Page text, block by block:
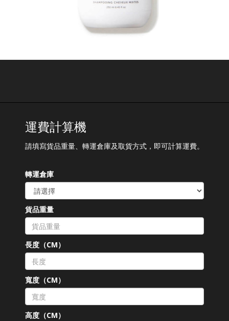
運費計算機
請填寫貨品重量、轉運倉庫及取貨方式，即可計算運費。
轉運倉庫
貨品重量
長度（CM）
寬度（CM）
高度（CM）